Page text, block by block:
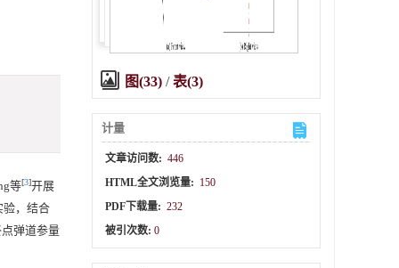
等[3]开展
验，结合
弹道参量
图(33) /表(3)
计量
文章访问数: 446
HTML全文浏览量: 150
PDF下载量: 232
被引次数:0